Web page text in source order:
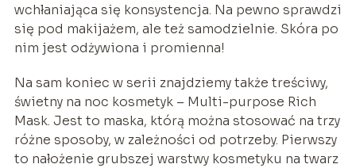
wchłaniająca się konsystencja. Na pewno sprawdzi
się pod makijażem, ale też samodzielnie. Skóra po
nim jest odżywiona i promienna!
Na sam koniec w serii znajdziemy także treściwy,
świetny na noc kosmetyk – Multi-purpose Rich
Mask. Jest to maska, którą można stosować na trzy
różne sposoby, w zależności od potrzeby. Pierwszy
to nałożenie grubszej warstwy kosmetyku na twarz